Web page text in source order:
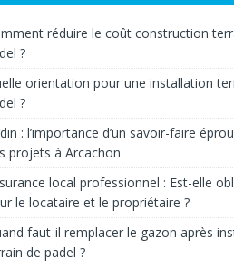
réduire le coût construction
?
orientation pour une installation
?
: l’importance d’un savoir-faire
projets à Arcachon
local professionnel : Est-elle
le locataire et le propriétaire ?
faut-il remplacer le gazon après
de padel ?